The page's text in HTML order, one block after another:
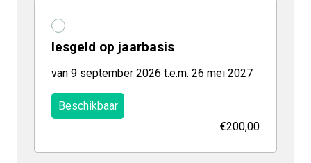
lesgeld op jaarbasis
van 9 september 2026 t.e.m. 26 mei 2027
Beschikbaar
€200,00